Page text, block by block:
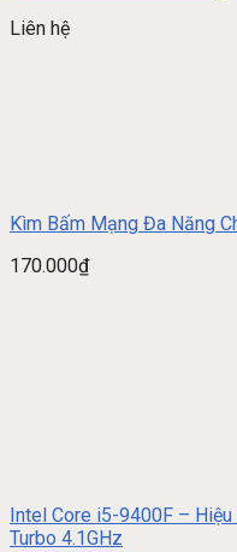
Liên hệ
Kìm Bấm Mạng Đa Năng
170.000₫
Intel Core i5-9400F – Hiệu
Turbo 4.1GHz